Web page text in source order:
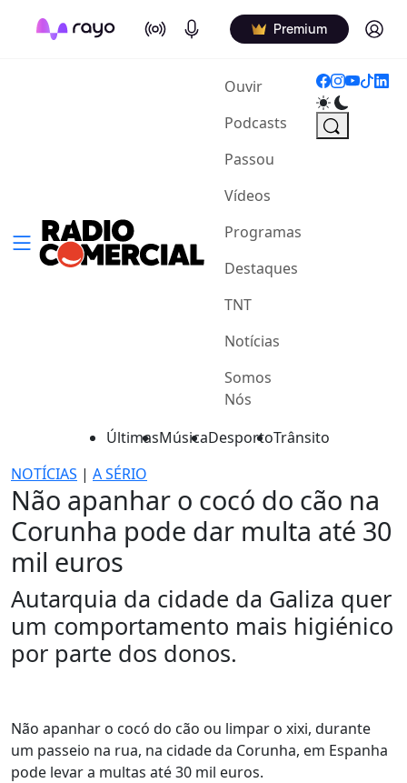
On Air Podcasts Premium Log in
Ouvir(current)
Podcasts
Passou
Vídeos
Programas
Destaques
TNT
Notícias
Somos
Nós
ÚltimasMúsicaDesportoTrânsito
NOTÍCIAS | A SÉRIO
Não apanhar o cocó do cão na
Corunha pode dar multa até 30
mil euros
Autarquia da cidade da Galiza quer
um comportamento mais higiénico
por parte dos donos.
Não apanhar o cocó do cão ou limpar o xixi, durante
um passeio na rua, na cidade da Corunha, em Espanha
pode levar a multas até 30 mil euros.